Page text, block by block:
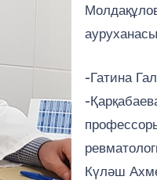
ауруханасы
-Гатина
-
Күләш